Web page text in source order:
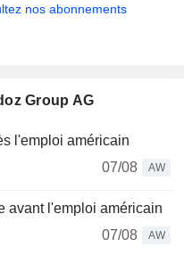
nos abonnements
Group AG
l'emploi américain
07/08
AW
avant l'emploi américain
07/08
AW